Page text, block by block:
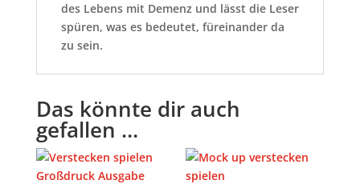
des Lebens mit Demenz und lässt die Leser
spüren, was es bedeutet, füreinander da
zu sein.
Das könnte dir auch
gefallen …